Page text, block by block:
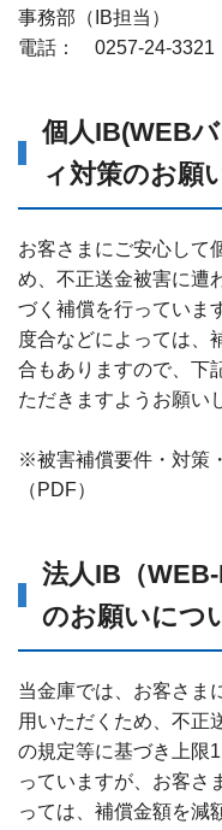
事務部（IB担当）
電話： 0257-24-3321
個人IB(WEB
ィ対策のお願
お客さまにご安心して
め、不正送金被害に遭
づく補償を行っていま
度合などによっては、
合もありますので、下
ただきますようお願い
※被害補償要件・対策
（PDF）
法人IB（
のお願いにつ
当金庫では、お客さま
用いただくため、不正
の規定等に基づき上限
っていますが、お客さ
っては、補償金額を減